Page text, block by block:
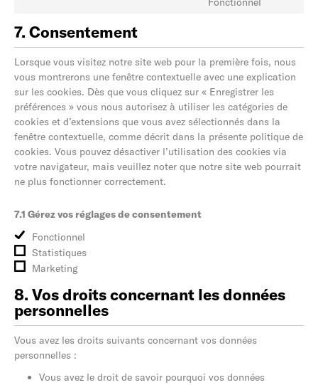
7. Consentement
Lorsque vous visitez notre site web pour la première fois, nous
vous montrerons une fenêtre contextuelle avec une explication
sur les cookies. Dès que vous cliquez sur « Enregistrer les
préférences » vous nous autorisez à utiliser les catégories de
cookies et d’extensions que vous avez sélectionnés dans la
fenêtre contextuelle, comme décrit dans la présente politique de
cookies. Vous pouvez désactiver l’utilisation des cookies via
votre navigateur, mais veuillez noter que notre site web pourrait
ne plus fonctionner correctement.
7.1 Gérez vos réglages de consentement
Fonctionnel
Statistiques
Marketing
8. Vos droits concernant les données
personnelles
Vous avez les droits suivants concernant vos données
personnelles :
Vous avez le droit de savoir pourquoi vos données